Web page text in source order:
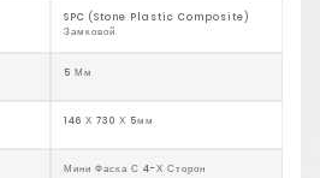
SPC (Stone Plastic Composite)
Замковой
5 Мм
146 Х 730 Х 5мм
Мини Фаска С 4-Х Сторон